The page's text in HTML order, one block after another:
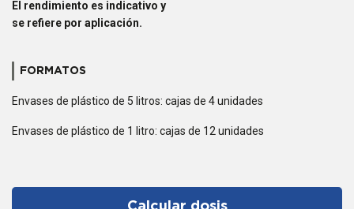
El rendimiento es indicativo y
se refiere por aplicación.
FORMATOS
Envases de plástico de 5 litros: cajas de 4 unidades
Envases de plástico de 1 litro: cajas de 12 unidades